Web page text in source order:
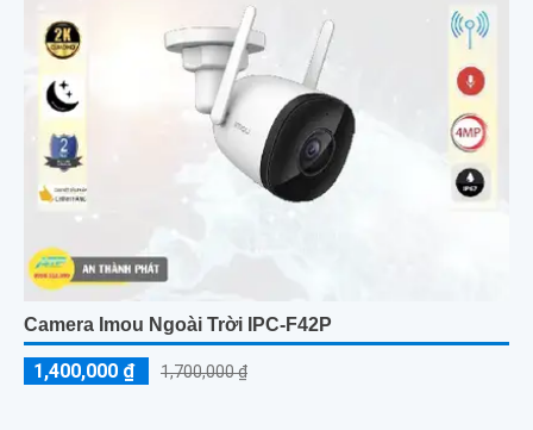
Camera Imou Ngoài Trời IPC-F42P
1,400,000 ₫ 1,700,000 ₫